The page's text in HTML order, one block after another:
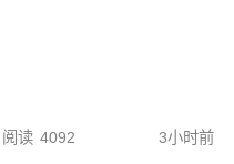
阅读 4092 3小时前